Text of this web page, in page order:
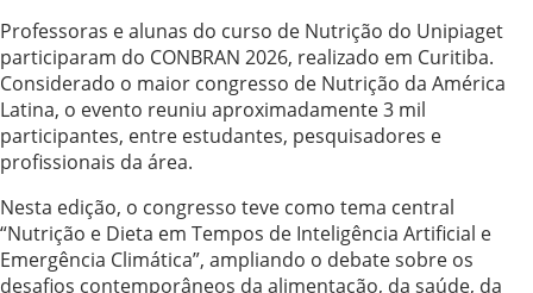
Professoras e alunas do curso de Nutrição do Unipiaget
participaram do CONBRAN 2026, realizado em Curitiba.
Considerado o maior congresso de Nutrição da América
Latina, o evento reuniu aproximadamente 3 mil
participantes, entre estudantes, pesquisadores e
profissionais da área.
Nesta edição, o congresso teve como tema central
“Nutrição e Dieta em Tempos de Inteligência Artificial e
Emergência Climática”, ampliando o debate sobre os
desafios contemporâneos da alimentação, da saúde, da